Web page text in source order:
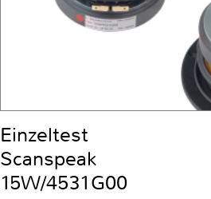
Einzeltest
Scanspeak
15W/4531G00